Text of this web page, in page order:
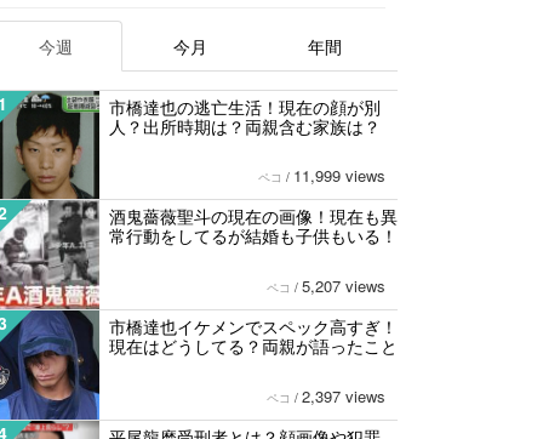
今週 今月 年間
市橋達也の逃亡生活！現在の顔が別
人？出所時期は？両親含む家族は？
ペコ / 11,999 views
酒鬼薔薇聖斗の現在の画像！現在も異
常行動をしてるが結婚も子供もいる！
ペコ / 5,207 views
市橋達也イケメンでスペック高すぎ！
現在はどうしてる？両親が語ったこと
ペコ / 2,397 views